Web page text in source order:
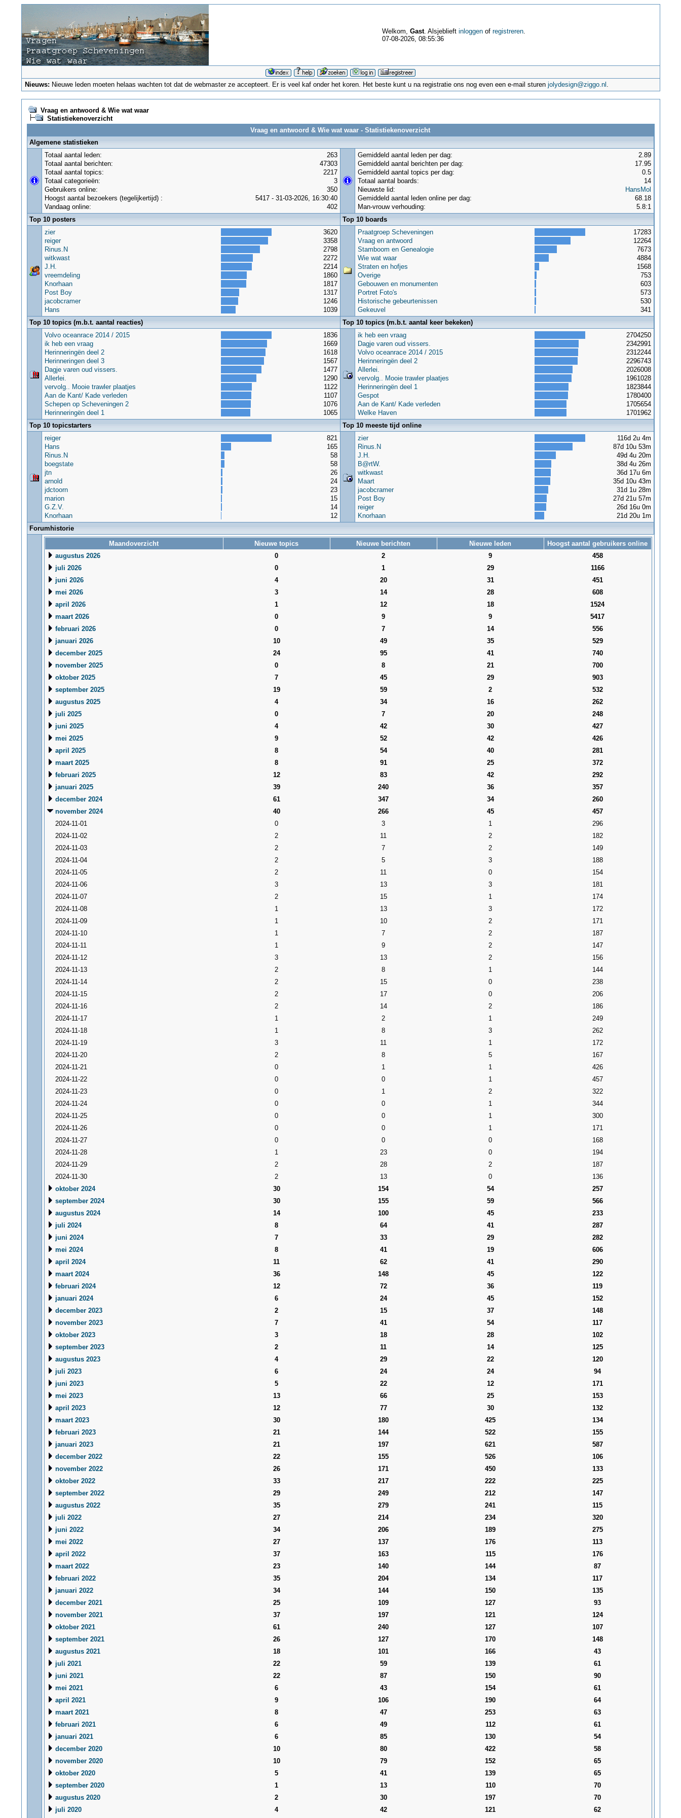
Welkom, Gast. Alsjeblieft inloggenof registreren.
07-08-2026, 08:55:36
Nieuws: Nieuwe leden moeten helaas wachten tot dat de webmaster ze accepteert. Er is veel kaf onder het koren. Het beste kunt u na registratie ons nog even een e-mail sturenjolydesign@ziggo.nl .
Vraag en antwoord & Wie wat waar
Statistiekenoverzicht
Vraag en antwoord & Wie wat waar - Statistiekenoverzicht
Algemene statistieken
Totaal aantal leden:
263
Totaal aantal berichten:
47303
Totaal aantal topics:
2217
Totaal categorieën:
3
Gebruikers online:
350
Hoogst aantal bezoekers (tegelijkertijd) :
5417 - 31-03-2026, 16:30:40
Vandaag online:
402
Gemiddeld aantal leden per dag:
2.89
Gemiddeld aantal berichten per dag:
17.95
Gemiddeld aantal topics per dag:
0.5
Totaal aantal boards:
14
Nieuwste lid:
HansMol
Gemiddeld aantal leden online per dag:
68.18
Man-vrouw verhouding:
5.8:1
Top 10 posters
Top 10 boards
zier
3620
reiger
3358
Rinus.N
2798
witkwast
2272
J.H.
2214
vreemdeling
1860
Knorhaan
1817
Post Boy
1317
jacobcramer
1246
Hans
1039
Praatgroep Scheveningen
17283
Vraag en antwoord
12264
Stamboom en Genealogie
7673
Wie wat waar
4884
Straten en hofjes
1568
Overige
753
Gebouwen en monumenten
603
Portret Foto's
573
Historische gebeurtenissen
530
Gekeuvel
341
Top 10 topics (m.b.t. aantal reacties)
Top 10 topics (m.b.t. aantal keer bekeken)
Volvo oceanrace 2014 / 2015
1836
ik heb een vraag
1669
Herinneringën deel 2
1618
Herinneringen deel 3
1567
Dagje varen oud vissers.
1477
Allerlei.
1290
vervolg.. Mooie trawler plaatjes
1122
Aan de Kant/ Kade verleden
1107
Schepen op Scheveningen 2
1076
Herinneringën deel 1
1065
ik heb een vraag
2704250
Dagje varen oud vissers.
2342991
Volvo oceanrace 2014 / 2015
2312244
Herinneringën deel 2
2296743
Allerlei.
2026008
vervolg.. Mooie trawler plaatjes
1961028
Herinneringën deel 1
1823844
Gespot
1780400
Aan de Kant/ Kade verleden
1705654
Welke Haven
1701962
Top 10 topicstarters
Top 10 meeste tijd online
reiger
821
Hans
165
Rinus.N
58
boegstate
58
jtn
26
arnold
24
jdctoorn
23
marion
15
G.Z.V.
14
Knorhaan
12
zier
116d 2u 4m
Rinus.N
87d 10u 53m
J.H.
49d 4u 20m
B@rtW.
38d 4u 26m
witkwast
36d 17u 6m
Maart
35d 10u 43m
jacobcramer
31d 1u 28m
Post Boy
27d 21u 57m
reiger
26d 16u 0m
Knorhaan
21d 20u 1m
Forumhistorie
Maandoverzicht
Nieuwe topics Nieuwe berichten Nieuwe leden
Hoogst aantal gebruikers online
augustus 2026
0 2 9
458
juli 2026
0 1 29
1166
juni 2026
4 20 31
451
mei 2026
3 14 28
608
april 2026
1 12 18
1524
maart 2026
0 9 9
5417
februari 2026
0 7 14
556
januari 2026
10 49 35
529
december 2025
24 95 41
740
november 2025
0 8 21
700
oktober 2025
7 45 29
903
september 2025
19 59 2
532
augustus 2025
4 34 16
262
juli 2025
0 7 20
248
juni 2025
4 42 30
427
mei 2025
9 52 42
426
april 2025
8 54 40
281
maart 2025
8 91 25
372
februari 2025
12 83 42
292
januari 2025
39 240 36
357
december 2024
61 347 34
260
november 2024
40 266 45
457
2024-11-01
0 3 1
296
2024-11-02
2 11 2
182
2024-11-03
2 7 2
149
2024-11-04
2 5 3
188
2024-11-05
2 11 0
154
2024-11-06
3 13 3
181
2024-11-07
2 15 1
174
2024-11-08
1 13 3
172
2024-11-09
1 10 2
171
2024-11-10
1 7 2
187
2024-11-11
1 9 2
147
2024-11-12
3 13 2
156
2024-11-13
2 8 1
144
2024-11-14
2 15 0
238
2024-11-15
2 17 0
206
2024-11-16
2 14 2
186
2024-11-17
1 2 1
249
2024-11-18
1 8 3
262
2024-11-19
3 11 1
172
2024-11-20
2 8 5
167
2024-11-21
0 1 1
426
2024-11-22
0 0 1
457
2024-11-23
0 1 2
322
2024-11-24
0 0 1
344
2024-11-25
0 0 1
300
2024-11-26
0 0 1
171
2024-11-27
0 0 0
168
2024-11-28
1 23 0
194
2024-11-29
2 28 2
187
2024-11-30
2 13 0
136
oktober 2024
30 154 54
257
september 2024
30 155 59
566
augustus 2024
14 100 45
233
juli 2024
8 64 41
287
juni 2024
7 33 29
282
mei 2024
8 41 19
606
april 2024
11 62 41
290
maart 2024
36 148 45
122
februari 2024
12 72 36
119
januari 2024
6 24 45
152
december 2023
2 15 37
148
november 2023
7 41 54
117
oktober 2023
3 18 28
102
september 2023
2 11 14
125
augustus 2023
4 29 22
120
juli 2023
6 24 24
94
juni 2023
5 22 12
171
mei 2023
13 66 25
153
april 2023
12 77 30
132
maart 2023
30 180 425
134
februari 2023
21 144 522
155
januari 2023
21 197 621
587
december 2022
22 155 526
106
november 2022
26 171 450
133
oktober 2022
33 217 222
225
september 2022
29 249 212
147
augustus 2022
35 279 241
115
juli 2022
27 214 234
320
juni 2022
34 206 189
275
mei 2022
27 137 176
113
april 2022
37 163 115
176
maart 2022
23 140 144
87
februari 2022
35 204 134
117
januari 2022
34 144 150
135
december 2021
25 109 127
93
november 2021
37 197 121
124
oktober 2021
61 240 127
107
september 2021
26 127 170
148
augustus 2021
18 101 166
43
juli 2021
22 59 139
61
juni 2021
22 87 150
90
mei 2021
6 43 154
61
april 2021
9 106 190
64
maart 2021
8 47 253
63
februari 2021
6 49 112
61
januari 2021
6 85 130
54
december 2020
10 80 422
58
november 2020
10 79 152
65
oktober 2020
5 41 139
65
september 2020
1 13 110
70
augustus 2020
2 30 197
70
juli 2020
4 42 121 62